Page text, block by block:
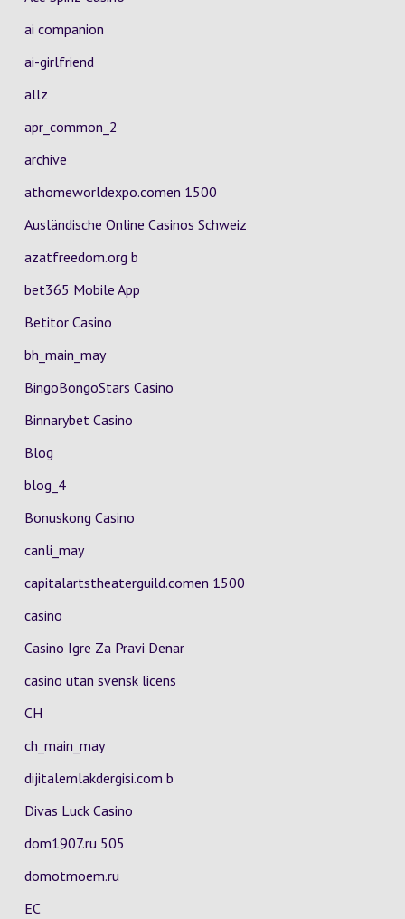
ai companion
ai-girlfriend
allz
apr_common_2
archive
athomeworldexpo.comen 1500
Ausländische Online Casinos Schweiz
azatfreedom.org b
bet365 Mobile App
Betitor Casino
bh_main_may
BingoBongoStars Casino
Binnarybet Casino
Blog
blog_4
Bonuskong Casino
canli_may
capitalartstheaterguild.comen 1500
casino
Casino Igre Za Pravi Denar
casino utan svensk licens
CH
ch_main_may
dijitalemlakdergisi.com b
Divas Luck Casino
dom1907.ru 505
domotmoem.ru
EC